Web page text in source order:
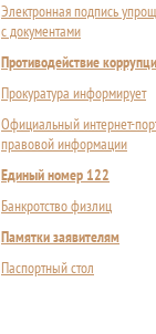
Электронная подпись
с документами
Противодействие
Прокуратура информирует
Официальный интернет-
правовой информации
Единый номер 122
Банкротство физлиц
Памятки заявителям
Паспортный стол